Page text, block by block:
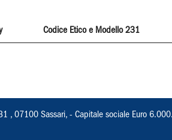
Codice Etico e Modello 231
, 07100 Sassari, - Capitale sociale Euro